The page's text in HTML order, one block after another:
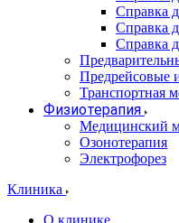
Справка
Справка
Справка
Предрейсовые
Транспортная
Физиотерапия
Медицинский
Озонотерапия
Электрофорез
Клиника
О клинике